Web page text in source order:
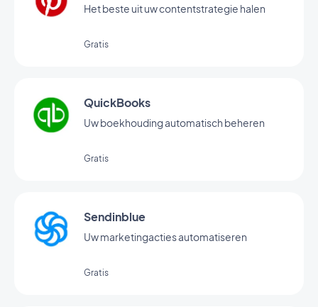
Het beste uit uw contentstrategie halen
Gratis
QuickBooks
Uw boekhouding automatisch beheren
Gratis
Sendinblue
Uw marketingacties automatiseren
Gratis